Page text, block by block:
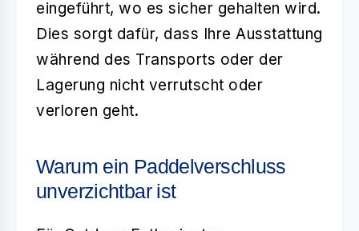
eingeführt, wo es sicher gehalten wird.
Dies sorgt dafür, dass Ihre Ausstattung
während des Transports oder der
Lagerung nicht verrutscht oder
verloren geht.
Warum ein Paddelverschluss
unverzichtbar ist